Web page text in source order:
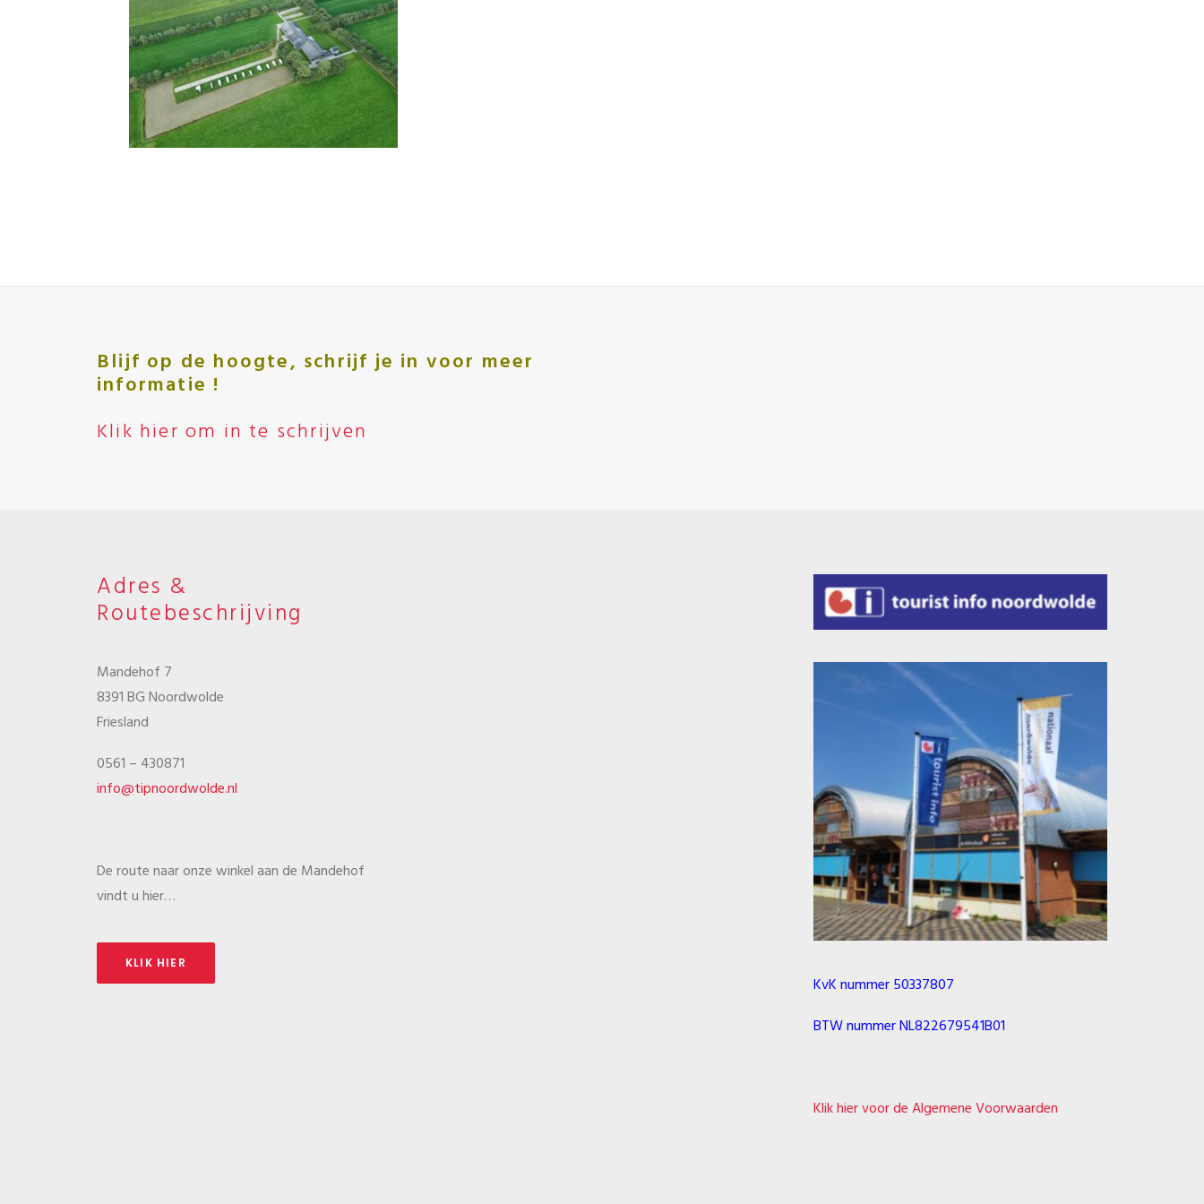
Blijf op de hoogte, schrijf je in voor meer
informatie !
Klik hier om in te schrijven
Adres &
Routebeschrijving
Mandehof 7
8391 BG Noordwolde
Friesland
0561 – 430871
info@tipnoordwolde.nl
De route naar onze winkel aan de Mandehof
vindt u hier…
KLIK HIER
KvK nummer 50337807
BTW nummer NL822679541B01
Klik hier voor de Algemene Voorwaarden